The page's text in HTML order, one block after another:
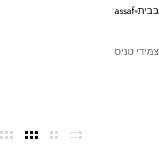
בבית assaf
צמידי טניס